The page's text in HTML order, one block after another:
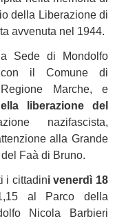
della Liberazione di
avvenuta nel 1944.
Sede di Mondolfo
con il Comune di
Marche, e
liberazione del
nazifascista,
alla Grande
Faà di Bruno.
i cittadini venerdì 18
al Parco della
Nicola Barbieri